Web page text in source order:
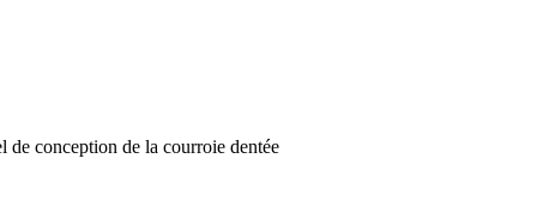
de conception de la courroie dentée